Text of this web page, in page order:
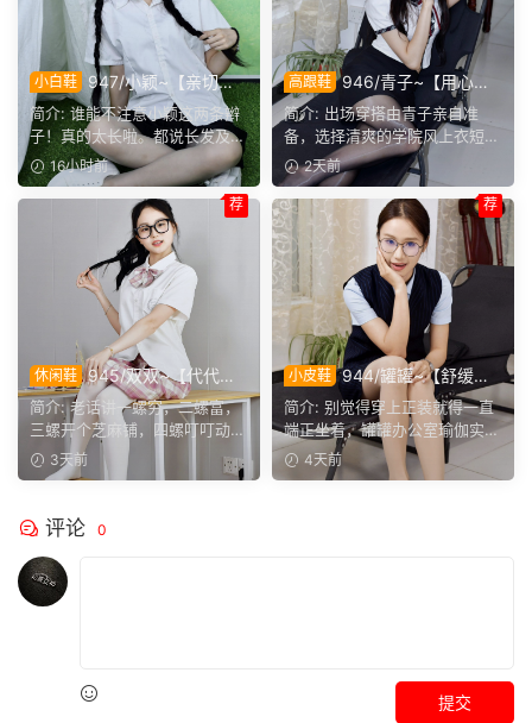
小白鞋
947/小颖~【亲切大
方】神情温和从容，是印象里
邻家女孩的样子，温顺恬静，
越看越舒服。
简介: 谁能不注意小颖这两条辫
子！真的太长啦。都说长发及
腰，她这编好的麻花辫，...
16小时前
高跟鞋
946/青子~【用心准
备】来看青子亲自准备的整套
穿搭，经典学院风上身，这套
上身效果很合意。
简介: 出场穿搭由青子亲自准
备，选择清爽的学院风上衣短
裙。两双同款材质的袜子，...
2天前
休闲鞋 945/双双~【代代相
传】提起手指螺纹的老话，不
少人小时候都听过，大家还能
回忆起几句？
简介: 老话讲一螺穷，二螺富，
三螺开个芝麻铺，四螺叮叮动，
五螺挑屎桶。和双双聊...
3天前
荐
小皮鞋 944/罐罐~【舒缓筋
骨】谁说正装不方便舒展肢
体，干练得体的职场装束，练
瑜伽完全不受影响。
简介: 别觉得穿上正装就得一直
端正坐着，罐罐办公室瑜伽实拍
来啦。就算一身正装，...
4天前
荐
评论 0
提交